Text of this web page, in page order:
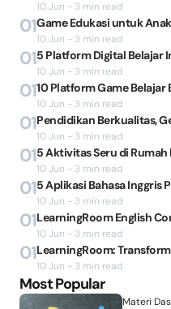
10 Jun - 3 min read
01Game Edukasi untuk Anak
10 Jun - 3 min read
015 Platform Digital Belajar
10 Jun - 3 min read
0110 Platform Game Belajar
10 Jun - 3 min read
01Pendidikan Berkualitas,
10 Jun - 3 min read
015 Aktivitas Seru di
10 Jun - 3 min read
015 Aplikasi Bahasa Inggris
10 Jun - 3 min read
01LearningRoom English
10 Jun - 3 min read
01LearningRoom:
10 Jun - 3 min read
Most Popular
Materi